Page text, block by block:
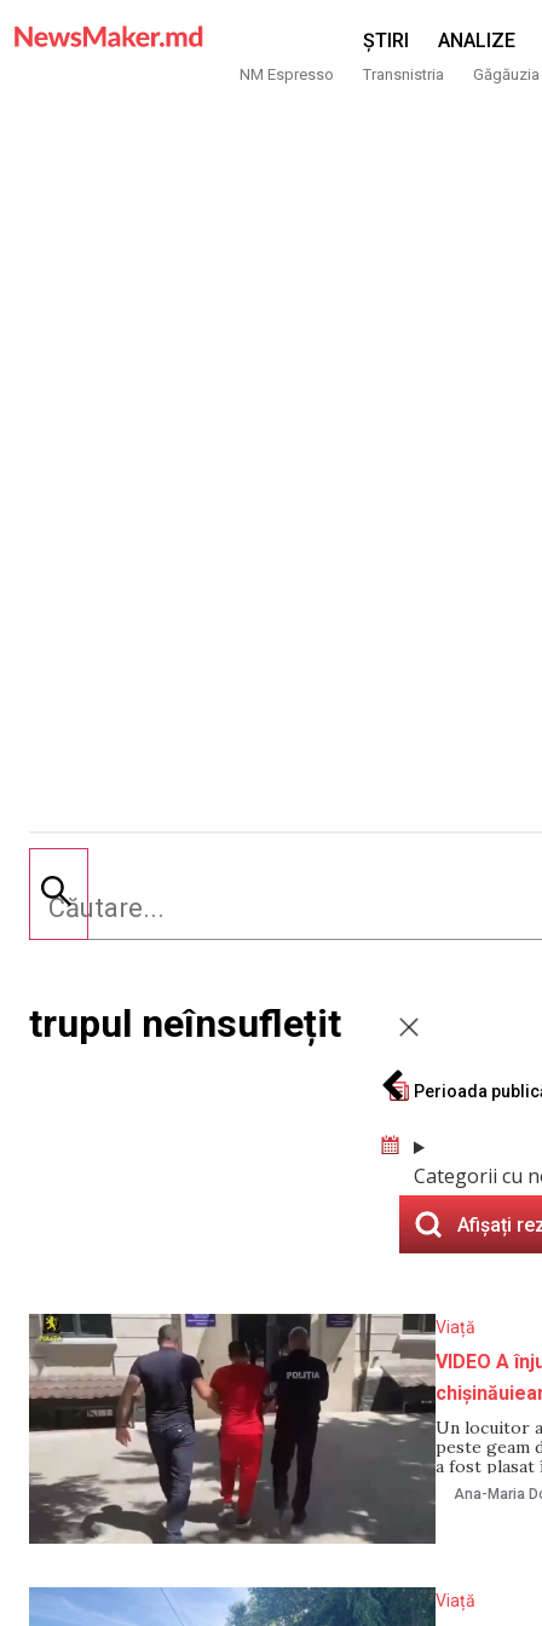
ȘTIRI ANALIZE
NM Espresso Transnistria Găgăuzia
trupul neînsuflețit
Perioada
Categorii cu
Afișați
Viață
VIDEO A
Un locuitor
peste geam
a fost plasat
confirmate
Ana-Maria
Viață